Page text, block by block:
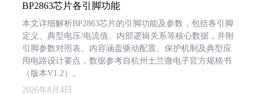
BP2863芯片各引脚功能
本文详细解析BP2863芯片的引脚功能及参数，包括各引脚
定义、典型电压/电流值、内部逻辑关系等核心数据，并附
引脚参数对照表。内容涵盖驱动配置、保护机制及典型应
用电路设计要点，数据参考自杭州士兰微电子官方规格书
（版本V1.2）。
2026年8月4日